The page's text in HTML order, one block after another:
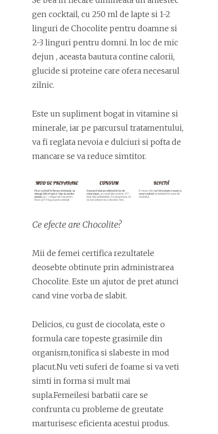
gen cocktail, cu 250 ml de lapte si 1-2
linguri de Chocolite pentru doamne si
2-3 linguri pentru domni. In loc de mic
dejun , aceasta bautura contine calorii,
glucide si proteine care ofera necesarul
zilnic.
Este un supliment bogat in vitamine si
minerale, iar pe parcursul tratamentului,
va fi reglata nevoia e dulciuri si pofta de
mancare se va reduce simtitor.
Ce efecte are Chocolite?
Mii de femei certifica rezultatele
deosebte obtinute prin administrarea
Chocolite. Este un ajutor de pret atunci
cand vine vorba de slabit.
Delicios, cu gust de ciocolata, este o
formula care topeste grasimile din
organism,tonifica si slabeste in mod
placut.Nu veti suferi de foame si va veti
simti in forma si mult mai
supla.Femeilesi barbatii care se
confrunta cu probleme de greutate
marturisesc eficienta acestui produs.